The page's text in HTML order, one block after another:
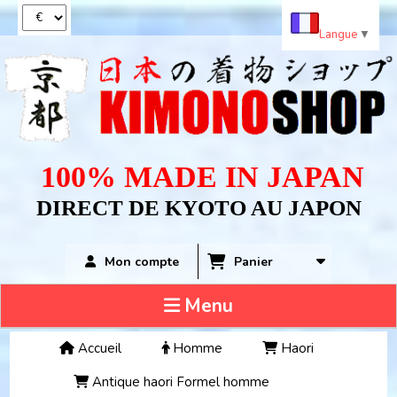
100% MADE IN JAPAN
DIRECT DE KYOTO AU JAPON
Mon compte Panier
Menu
Accueil Homme
Haori
Antique haori Formel homme
Langue ▼
Panneau de gestion des cookies